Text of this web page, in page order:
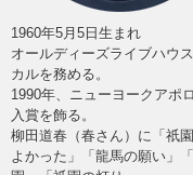
1960年5月5日生まれ
オールディーズライブハウ
カルを務める。
1990年、ニューヨークアポ
入賞を飾る。
柳田道春（春さん）に「祇
よかった」「龍馬の願い」